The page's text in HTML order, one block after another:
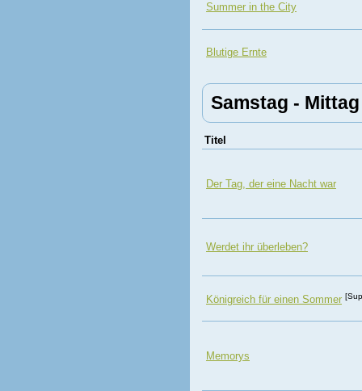
Summer in the City
Blutige Ernte
Samstag - Mittag
Titel
Der Tag, der eine Nacht war
Werdet ihr überleben?
Königreich für einen Sommer
Memorys